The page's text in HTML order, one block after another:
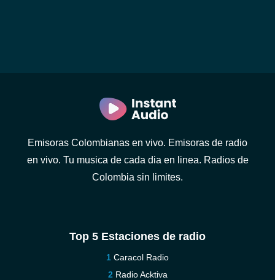
Emisoras Colombianas en vivo. Emisoras de radio
en vivo. Tu musica de cada dia en linea. Radios de
Colombia sin limites.
Top 5 Estaciones de radio
Caracol Radio
Radio Acktiva